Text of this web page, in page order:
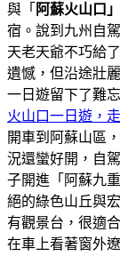
與「 阿蘇火山口」
宿。說到九州自
天老天爺不巧給
遺憾，但沿途壯
一日遊留下了難
火山口一日遊，
開車到阿蘇山區
況還蠻好開，自
子開進「阿蘇九
絕的綠色山丘與
有觀景台，很適
在車上看著窗外